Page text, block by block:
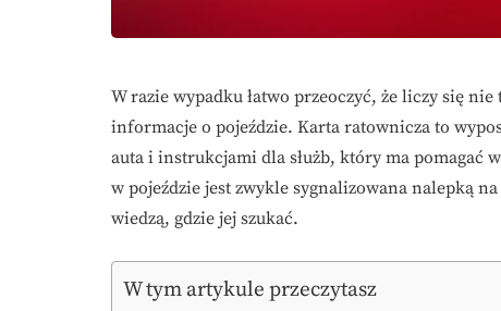
W razie wypadku łatwo przeoczyć, że liczy się
informacje o pojeździe. Karta ratownicza to
auta i instrukcjami dla służb, który ma pomagać
w pojeździe jest zwykle sygnalizowana nalepką
wiedzą, gdzie jej szukać.
W tym artykule przeczytasz